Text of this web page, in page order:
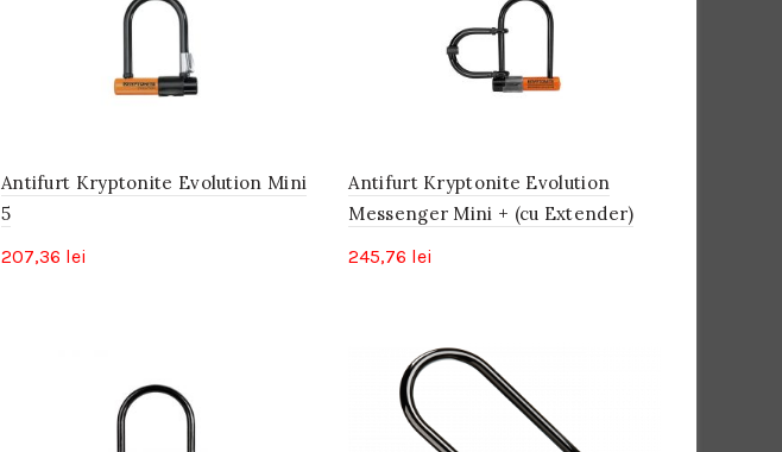
Antifurt Kryptonite Evolution Mini
5
207,36 lei
Antifurt Kryptonite Evolution
Messenger Mini + (cu Extender)
245,76 lei